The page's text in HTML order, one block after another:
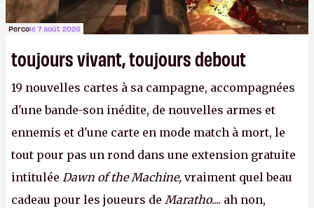
Percole 7 août 2026
toujours vivant, toujours debout
19 nouvelles cartes à sa campagne, accompagnées
d'une bande-son inédite, de nouvelles armes et
ennemis et d'une carte en mode match à mort, le
tout pour pas un rond dans une extension gratuite
intitulée Dawn of the Machine, vraiment quel beau
cadeau pour les joueurs de Maratho.... ah non,